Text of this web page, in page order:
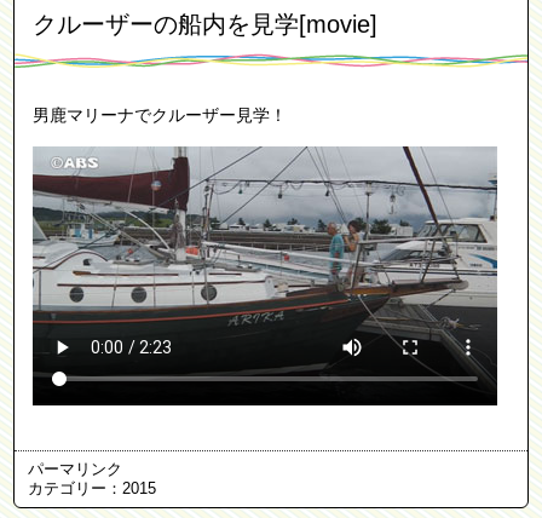
クルーザーの船内を見学[movie]
男鹿マリーナでクルーザー見学！
パーマリンク
カテゴリー： 2015